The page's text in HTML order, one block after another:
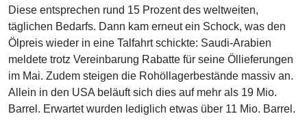
Diese entsprechen rund 15 Prozent des weltweiten,
täglichen Bedarfs. Dann kam erneut ein Schock, was den
Ölpreis wieder in eine Talfahrt schickte: Saudi-Arabien
meldete trotz Vereinbarung Rabatte für seine Öllieferungen
im Mai. Zudem steigen die Rohöllagerbestände massiv an.
Allein in den USA beläuft sich dies auf mehr als 19 Mio.
Barrel. Erwartet wurden lediglich etwas über 11 Mio. Barrel.